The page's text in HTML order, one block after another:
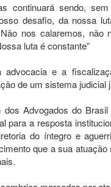
continuará sendo,
desafio, da nossa
nos calaremos, não
luta é constante”
e a
de um sistema judicial
Advogados do
para a resposta
do íntegro e
que a sua